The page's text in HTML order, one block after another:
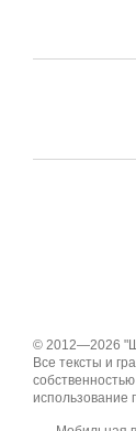
© 2012—2026
Все тексты и
использование